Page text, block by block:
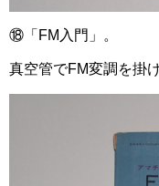
⑱「FM入門」。
真空管でFM変調を掛